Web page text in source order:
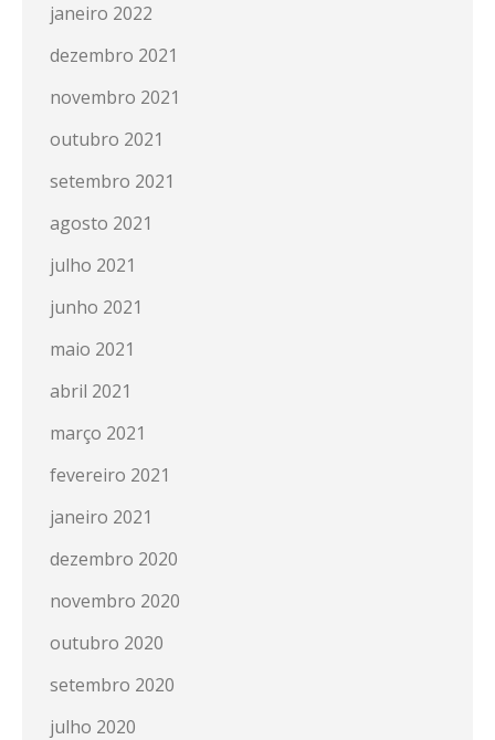
janeiro 2022
dezembro 2021
novembro 2021
outubro 2021
setembro 2021
agosto 2021
julho 2021
junho 2021
maio 2021
abril 2021
março 2021
fevereiro 2021
janeiro 2021
dezembro 2020
novembro 2020
outubro 2020
setembro 2020
julho 2020